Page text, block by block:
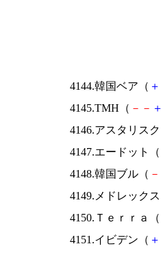
4144.韓国ベア（ ＋
4145.TMH（ － －
4146.アスタリス
4147.エードット（
4148.韓国ブル（ －
4149.メドレック
4150.Ｔｅｒｒａ（
4151.イビデン（ ＋